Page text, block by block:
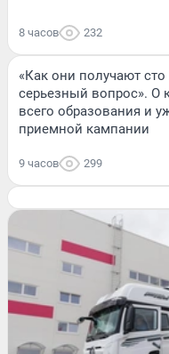
8 часов 232
«Как они получают
серьезный вопрос». О
всего образования и
приемной кампании
9 часов 299